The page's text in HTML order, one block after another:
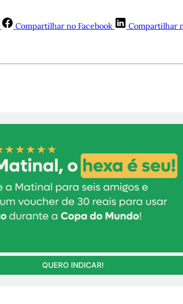
Compartilhar no Facebook Compartilhar
QUERO INDICAR!